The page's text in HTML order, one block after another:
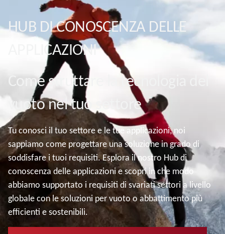
HUB DI CONOSCENZA DELLE
APPLICAZIONI
Come sfruttare la tecnologia del
vuoto nel tuo settore
Tu conosci il tuo settore e le tue applicazioni, noi
sappiamo come progettare una soluzione in grado di
soddisfare i tuoi requisiti. Esplora il nostro Hub di
conoscenza delle applicazioni e scopri in che modo
abbiamo supportato i requisiti di svariati settori a livello
globale con le soluzioni per vuoto o abbattimento più
efficienti e sostenibili.